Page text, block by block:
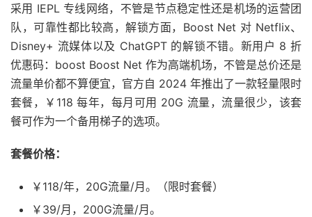
采用 IEPL 专线网络，不管是节点稳定性还是机场的运营团
队，可靠性都比较高，解锁方面，Boost Net 对 Netflix、
Disney+ 流媒体以及 ChatGPT 的解锁不错。新用户 8 折
优惠码：boost Boost Net 作为高端机场，不管是总价还是
流量单价都不算便宜，官方自 2024 年推出了一款轻量限时
套餐，￥118 每年，每月可用 20G 流量，流量很少，该套
餐可作为一个备用梯子的选项。
套餐价格：
￥118/年，20G流量/月。（限时套餐）
￥39/月，200G流量/月。